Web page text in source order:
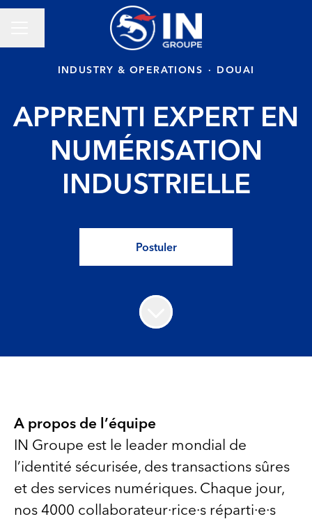
Changer la langue
INDUSTRY & OPERATIONS · DOUAI
APPRENTI EXPERT EN
NUMÉRISATION
INDUSTRIELLE
Postuler
A propos de l’équipe
IN Groupe est le leader mondial de
l’identité sécurisée, des transactions sûres
et des services numériques. Chaque jour,
nos 4000 collaborateur·rice·s réparti·e·s